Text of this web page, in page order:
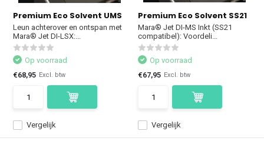
Premium Eco Solvent UMS
Leun achterover en ontspan met
Mara® Jet DI-LSX:...
Vergelijk
Op voorraad
€68,95 Excl. btw
Premium Eco Solvent SS21
Mara® Jet DI-MS Inkt (SS21
compatibel): Voordeli...
Vergelijk
Op voorraad
€67,95 Excl. btw